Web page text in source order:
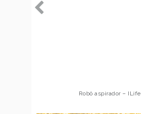
Robô aspirador – ILife